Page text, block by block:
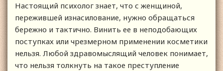
Настоящий психолог знает, что с женщиной,
пережившей изнасилование, нужно обращаться
бережно и тактично. Винить ее в неподобающих
поступках или чрезмерном применении косметики
нельзя. Любой здравомыслящий человек понимает,
что нельзя толкнуть на такое преступление